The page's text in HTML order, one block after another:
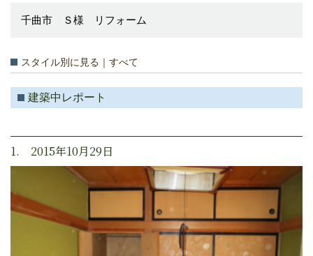
千曲市 Ｓ様 リフォーム
スタイル別に見る｜すべて
建築中レポート
1. 2015年10月29日